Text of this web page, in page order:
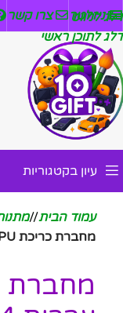
דלג לניווט
דלג לתוכן ראשי
ניזלטר צרו קשר
עיון בקטגוריות
עמוד הבית/
מחברת כריכת PU דמוי עור יוקרתי פתיחה עברית 104 דף מבית המותג גבעוני